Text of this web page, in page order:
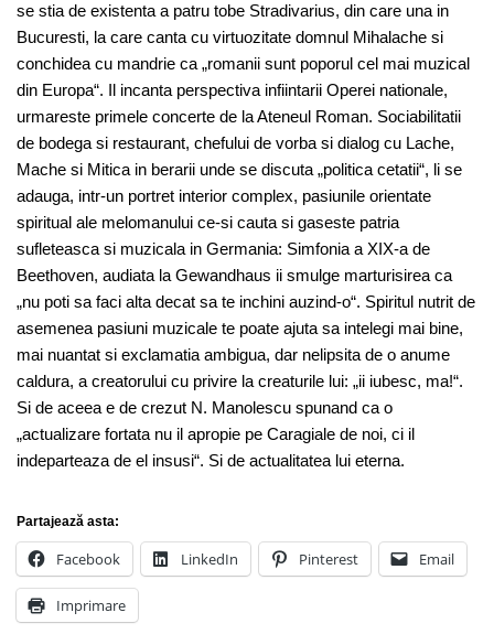
se stia de existenta a patru tobe Stradivarius, din care una in
Bucuresti, la care canta cu virtuozitate domnul Mihalache si
conchidea cu mandrie ca „romanii sunt poporul cel mai muzical
din Europa“. Il incanta perspectiva infiintarii Operei nationale,
urmareste primele concerte de la Ateneul Roman. Sociabilitatii
de bodega si restaurant, chefului de vorba si dialog cu Lache,
Mache si Mitica in berarii unde se discuta „politica cetatii“, li se
adauga, intr-un portret interior complex, pasiunile orientate
spiritual ale melomanului ce-si cauta si gaseste patria
sufleteasca si muzicala in Germania: Simfonia a XIX-a de
Beethoven, audiata la Gewandhaus ii smulge marturisirea ca
„nu poti sa faci alta decat sa te inchini auzind-o“. Spiritul nutrit de
asemenea pasiuni muzicale te poate ajuta sa intelegi mai bine,
mai nuantat si exclamatia ambigua, dar nelipsita de o anume
caldura, a creatorului cu privire la creaturile lui: „ii iubesc, ma!“.
Si de aceea e de crezut N. Manolescu spunand ca o
„actualizare fortata nu il apropie pe Caragiale de noi, ci il
indeparteaza de el insusi“. Si de actualitatea lui eterna.
Partajează asta:
Facebook LinkedIn Pinterest Email
Imprimare